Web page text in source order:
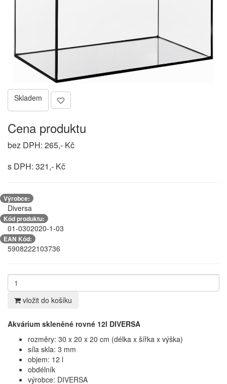
Skladem
Cena produktu
bez DPH: 265,- Kč
s DPH: 321,- Kč
Výrobce:
Diversa
Kód produktu:
01-0302020-1-03
EAN Kód:
5908222103736
vložit do košíku
Akvárium skleněné rovné 12l DIVERSA
rozměry: 30 x 20 x 20 cm (délka x šířka x výška)
síla skla: 3 mm
objem: 12 l
obdélník
výrobce: DIVERSA